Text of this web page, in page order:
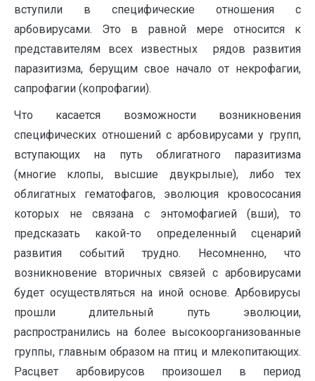
вступили в специфические отношения с
арбовирусами. Это в равной мере относится к
представителям всех известных рядов развития
паразитизма, берущим свое начало от некрофагии,
сапрофагии (копрофагии).
Что касается возможности возникновения
специфических отношений с арбовирусами у групп,
вступающих на путь облигатного паразитизма
(многие клопы, высшие двукрылые), либо тех
облигатных гематофагов, эволюция кровососания
которых не связана с энтомофагией (вши), то
предсказать какой-то определенный сценарий
развития событий трудно. Несомненно, что
возникновение вторичных связей с арбовирусами
будет осуществляться на иной основе. Арбовирусы
прошли длительный путь эволюции,
распространились на более высокоорганизованные
группы, главным образом на птиц и млекопитающих.
Расцвет арбовирусов произошел в период